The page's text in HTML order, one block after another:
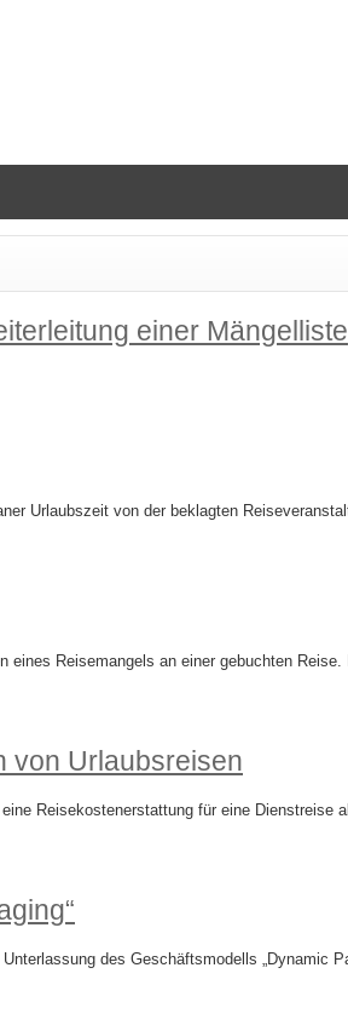
einer Mängelliste
Urlaubszeit von der beklagten
Reisemangels an einer gebuchten
von Urlaubsreisen
Reisekostenerstattung für eine Dienstreise
des Geschäftsmodells „Dynamic